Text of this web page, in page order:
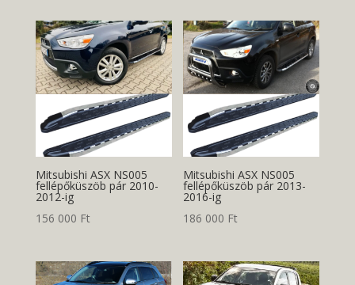
Mitsubishi ASX NS005
fellépőküszöb pár 2010-
2012-ig
156 000 Ft
Mitsubishi ASX NS005
fellépőküszöb pár 2013-
2016-ig
186 000 Ft